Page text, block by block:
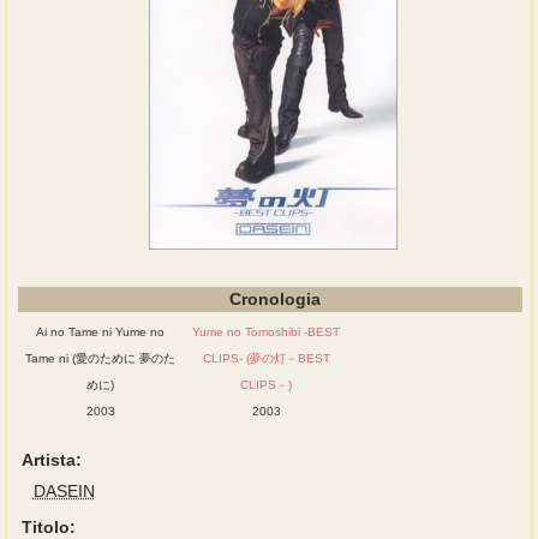
Cronologia
Ai no Tame ni Yume no
Tame ni (愛のために 夢のた
めに)
2003
Yume no Tomoshibi -BEST
CLIPS- (夢の灯－BEST
CLIPS－)
2003
Artista:
DASEIN
Titolo: